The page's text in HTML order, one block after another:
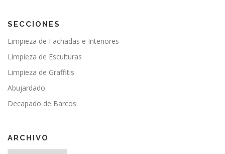
SECCIONES
Limpieza de Fachadas e Interiores
Limpieza de Esculturas
Limpieza de Graffitis
Abujardado
Decapado de Barcos
ARCHIVO